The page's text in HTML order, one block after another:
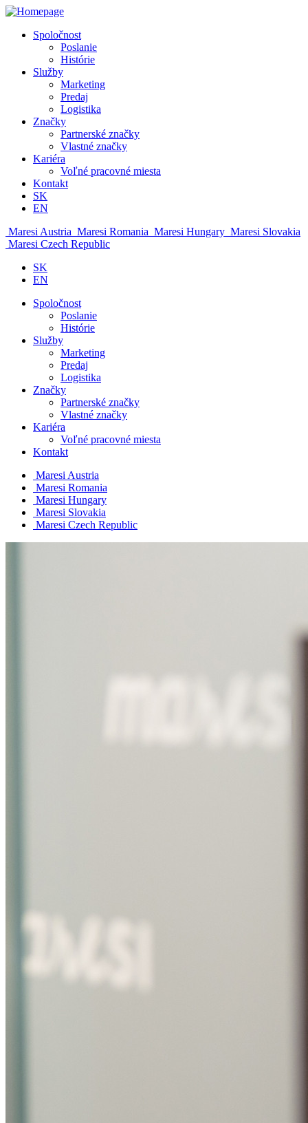
Spoločnost
Poslanie
Histórie
Služby
Marketing
Predaj
Logistika
Značky
Partnerské značky
Vlastné značky
Kariéra
Voľné pracovné miesta
Kontakt
SK
EN
Maresi Austria Maresi Romania Maresi Hungary Maresi Slovakia
Maresi Czech Republic
SK
EN
Spoločnost
Poslanie
Histórie
Služby
Marketing
Predaj
Logistika
Značky
Partnerské značky
Vlastné značky
Kariéra
Voľné pracovné miesta
Kontakt
Maresi Austria
Maresi Romania
Maresi Hungary
Maresi Slovakia
Maresi Czech Republic